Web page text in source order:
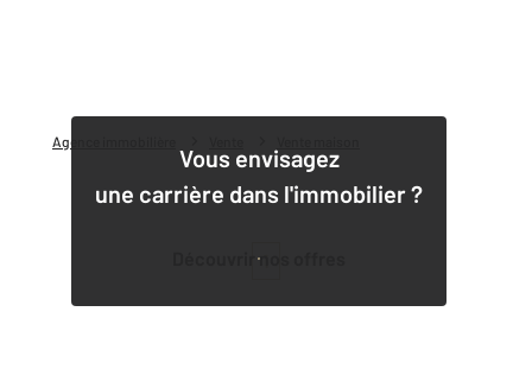
Agence immobilière
Vous envisagez
une carrière dans l'immobilier ?
Découvrir nos offres